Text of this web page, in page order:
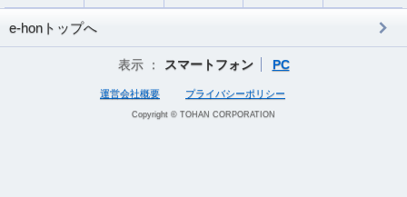
e-honトップへ
表示 ： スマートフォン PC
運営会社概要 プライバシーポリシー
Copyright © TOHAN CORPORATION